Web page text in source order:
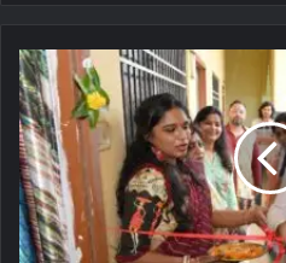
रखें।
मीन-यूरिन से सम्‍बन्‍धित कोई भी परेशानी
स्‍वास्‍थ्‍य मध्‍यम है। प्रेम, संतान की स्थिति
रहेगा। मां काली की अराधना करें। उन्‍हें